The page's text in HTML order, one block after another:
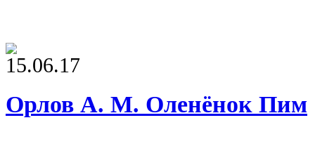
15.06.17
Орлов А. М. Оленёнок Пим